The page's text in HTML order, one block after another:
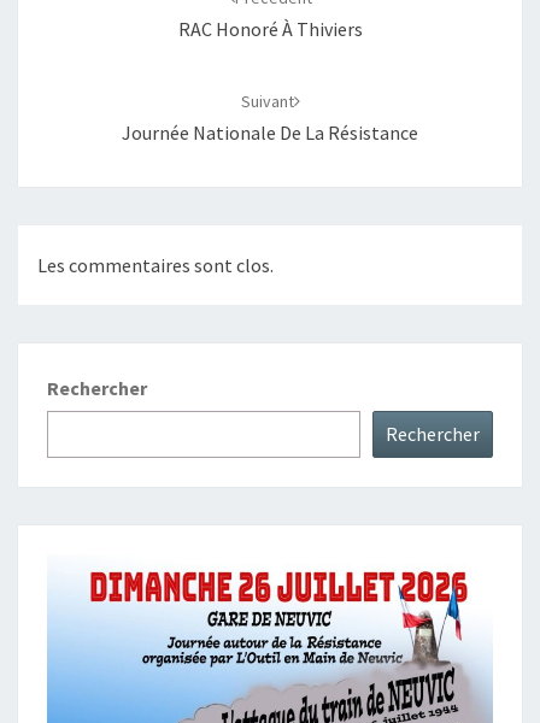
RAC Honoré À Thiviers
Suivant
Journée Nationale De La Résistance
Les commentaires sont clos.
Rechercher
Rechercher